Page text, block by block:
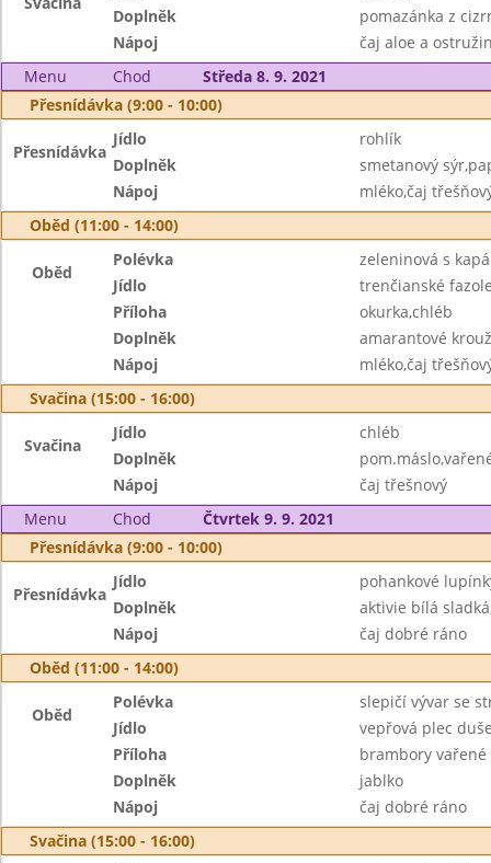
Doplněk
pomazánka z
Nápoj
čaj aloe a
Menu
Chod
Středa 8. 9. 2021
Přesnídávka (9:00 - 10:00)
Přesnídávka
Jídlo
rohlík
Doplněk
smetanový
Nápoj
mléko,čaj
Oběd (11:00 - 14:00)
Oběd
Polévka
zeleninová s
Jídlo
trenčianské
Příloha
okurka,chléb
Doplněk
amarantové
Nápoj
mléko,čaj
Svačina (15:00 - 16:00)
Svačina
Jídlo
chléb
Doplněk
Nápoj
čaj třešnový
Menu
Chod
Čtvrtek 9. 9. 2021
Přesnídávka (9:00 - 10:00)
Přesnídávka
Jídlo
pohankové
Doplněk
aktivie bílá
Nápoj
čaj dobré ráno
Oběd (11:00 - 14:00)
Oběd
Polévka
slepičí vývar se
Jídlo
vepřová plec
Příloha
brambory vařené
Doplněk
jablko
Nápoj
čaj dobré ráno
Svačina (15:00 - 16:00)